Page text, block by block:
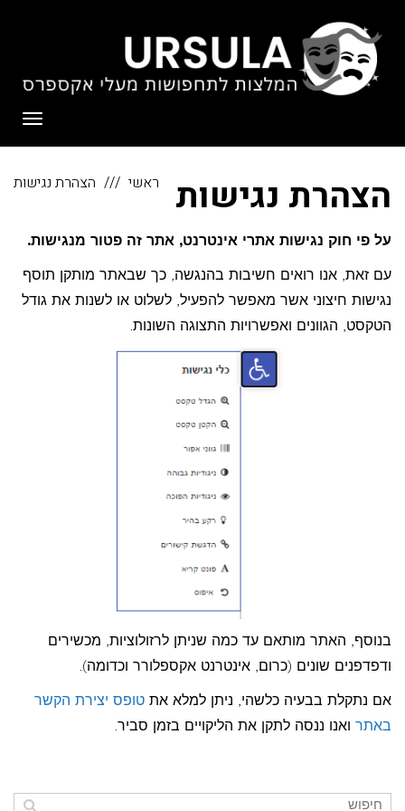
ראשי הצהרת נגישות הצהרת נגישות
על פי חוק נגישות אתרי אינטרנט, אתר זה פטור מנגישות.
עם זאת, אנו רואים חשיבות בהנגשה, כך שבאתר מותקן תוסף
נגישות חיצוני אשר מאפשר להפעיל, לשלוט או לשנות את גודל
הטקסט, הגוונים ואפשרויות התצוגה השונות.
בנוסף, האתר מותאם עד כמה שניתן לרזולוציות, מכשירים
ודפדפנים שונים (כרום, אינטרנט אקספלורר וכדומה).
אם נתקלת בבעיה כלשהי, ניתן למלא את טופס יצירת הקשר
באתר ואנו ננסה לתקן את הליקויים בזמן סביר.